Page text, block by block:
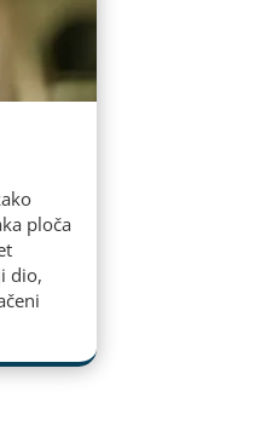
ploča
dio,